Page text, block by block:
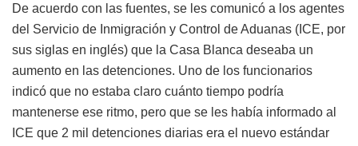
De acuerdo con las fuentes, se les comunicó a los agentes
del Servicio de Inmigración y Control de Aduanas (ICE, por
sus siglas en inglés) que la Casa Blanca deseaba un
aumento en las detenciones. Uno de los funcionarios
indicó que no estaba claro cuánto tiempo podría
mantenerse ese ritmo, pero que se les había informado al
ICE que 2 mil detenciones diarias era el nuevo estándar